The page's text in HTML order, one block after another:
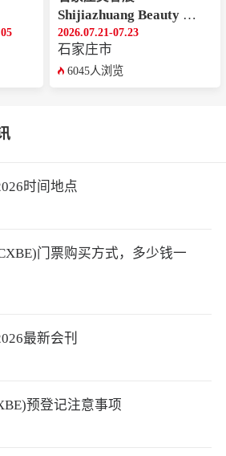
Shijiazhuang Beauty Expo
2026.07.21-07.23
石家庄市
6045人浏览
时间地点
门票购买方式，多少钱一
最新会刊
预登记注意事项